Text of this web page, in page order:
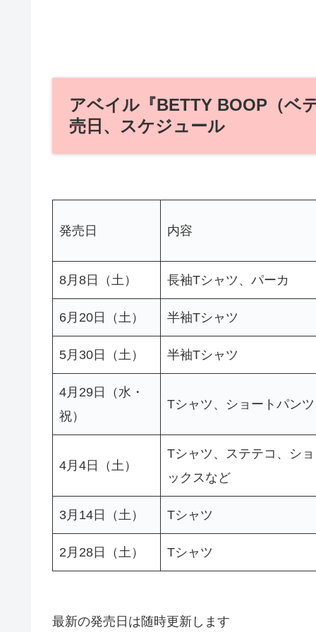
アベイル『BETTY BOOP（ベ
売日、スケジュール
発売日 内容
8月8日（土） 長袖Tシャツ、パーカ
6月20日（土） 半袖Tシャツ
5月30日（土） 半袖Tシャツ
4月29日（水・
祝）
Tシャツ、ショートパン
4月4日（土）
Tシャツ、ステテコ、シ
ックスなど
3月14日（土） Tシャツ
2月28日（土） Tシャツ
最新の発売日は随時更新します